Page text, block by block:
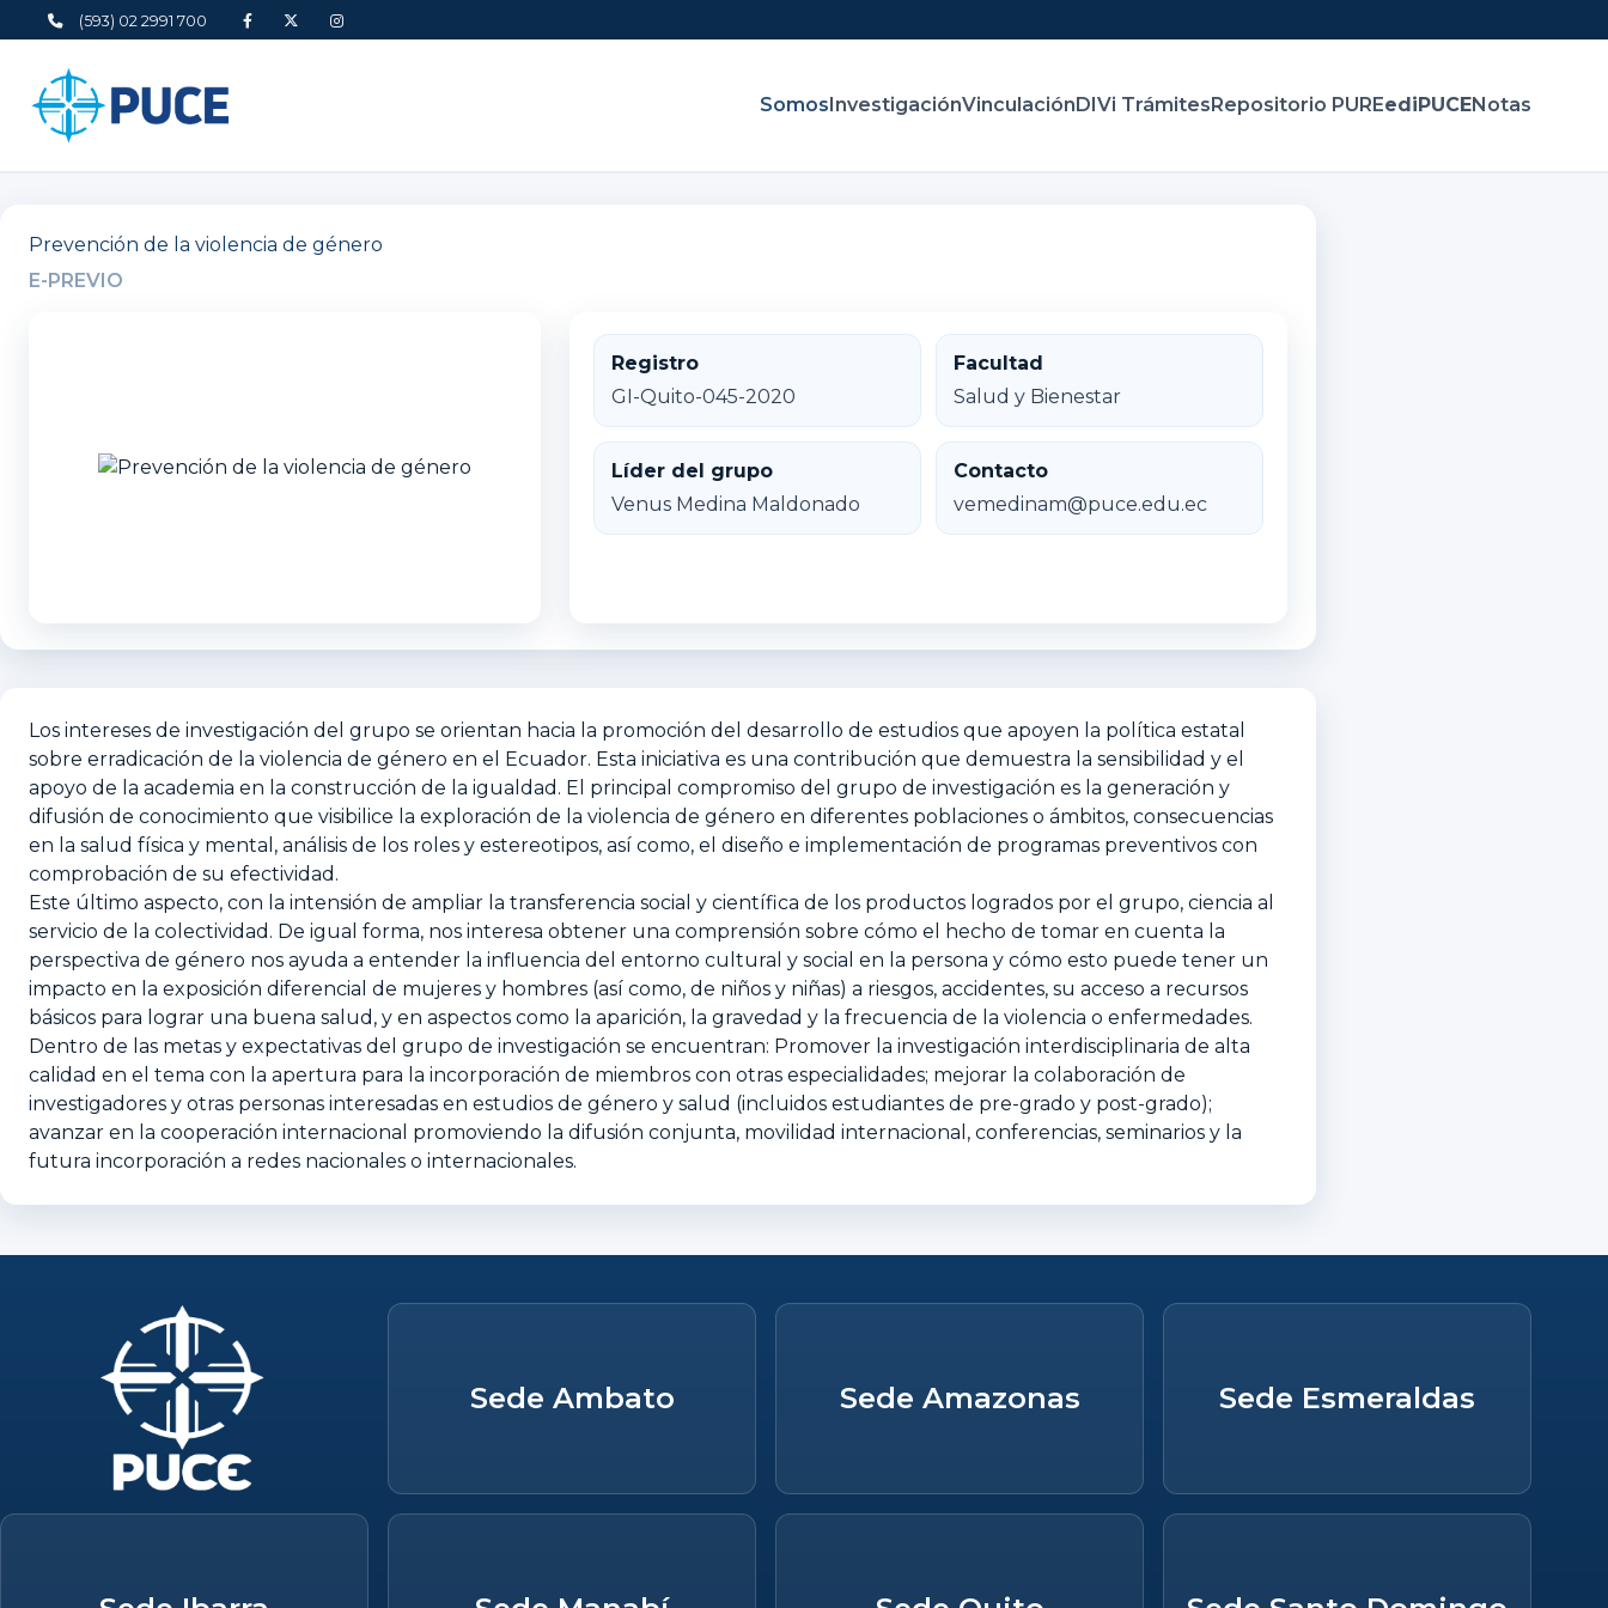
(593) 02 2991 700
Somos InvestigaciónVinculación DIVi Trámites Repositorio PUREediPUCENotas
Prevención de la violencia de género
E-PREVIO
Registro
GI-Quito-045-2020
Facultad
Salud y Bienestar
Líder del grupo
Venus Medina Maldonado
Contacto
vemedinam@puce.edu.ec
Los intereses de investigación del grupo se orientan hacia la promoción del desarrollo de estudios que apoyen la política estatal
sobre erradicación de la violencia de género en el Ecuador. Esta iniciativa es una contribución que demuestra la sensibilidad y el
apoyo de la academia en la construcción de la igualdad. El principal compromiso del grupo de investigación es la generación y
difusión de conocimiento que visibilice la exploración de la violencia de género en diferentes poblaciones o ámbitos, consecuencias
en la salud física y mental, análisis de los roles y estereotipos, así como, el diseño e implementación de programas preventivos con
comprobación de su efectividad.
Este último aspecto, con la intensión de ampliar la transferencia social y científica de los productos logrados por el grupo, ciencia al
servicio de la colectividad. De igual forma, nos interesa obtener una comprensión sobre cómo el hecho de tomar en cuenta la
perspectiva de género nos ayuda a entender la influencia del entorno cultural y social en la persona y cómo esto puede tener un
impacto en la exposición diferencial de mujeres y hombres (así como, de niños y niñas) a riesgos, accidentes, su acceso a recursos
básicos para lograr una buena salud, y en aspectos como la aparición, la gravedad y la frecuencia de la violencia o enfermedades.
Dentro de las metas y expectativas del grupo de investigación se encuentran: Promover la investigación interdisciplinaria de alta
calidad en el tema con la apertura para la incorporación de miembros con otras especialidades; mejorar la colaboración de
investigadores y otras personas interesadas en estudios de género y salud (incluidos estudiantes de pre-grado y post-grado);
avanzar en la cooperación internacional promoviendo la difusión conjunta, movilidad internacional, conferencias, seminarios y la
futura incorporación a redes nacionales o internacionales.
Sede Ambato Sede Amazonas Sede Esmeraldas